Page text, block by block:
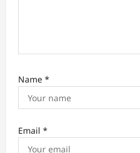
Name *
Email *